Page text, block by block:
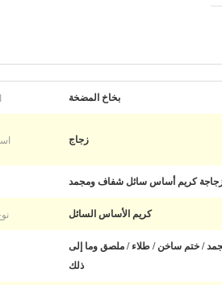
بخاخ المضخة
زجاج
كريم أساس سائل شفاف ومجمد
كريم الأساس السائل
/ ختم ساخن / طلاء / ملصق وما إلى
ذلك